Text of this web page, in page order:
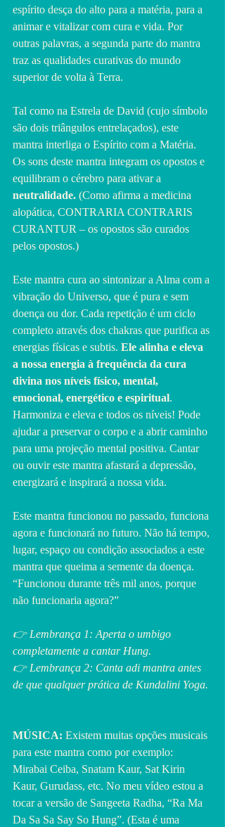
espírito desça do alto para a matéria, para a
animar e vitalizar com cura e vida. Por
outras palavras, a segunda parte do mantra
traz as qualidades curativas do mundo
superior de volta à Terra.
Tal como na Estrela de David (cujo símbolo
são dois triângulos entrelaçados), este
mantra interliga o Espírito com a Matéria.
Os sons deste mantra integram os opostos e
equilibram o cérebro para ativar a
neutralidade. (Como afirma a medicina
alopática, CONTRARIA CONTRARIS
CURANTUR – os opostos são curados
pelos opostos.)
Este mantra cura ao sintonizar a Alma com a
vibração do Universo, que é pura e sem
doença ou dor. Cada repetição é um ciclo
completo através dos chakras que purifica as
energias físicas e subtis. Ele alinha e eleva
a nossa energia à frequência da cura
divina nos níveis físico, mental,
emocional, energético e espiritual.
Harmoniza e eleva e todos os níveis! Pode
ajudar a preservar o corpo e a abrir caminho
para uma projeção mental positiva. Cantar
ou ouvir este mantra afastará a depressão,
energizará e inspirará a nossa vida.
Este mantra funcionou no passado, funciona
agora e funcionará no futuro. Não há tempo,
lugar, espaço ou condição associados a este
mantra que queima a semente da doença.
“Funcionou durante três mil anos, porque
não funcionaria agora?”
👉 Lembrança 1: Aperta o umbigo
completamente a cantar Hung.
👉 Lembrança 2: Canta adi mantra antes
de que qualquer prática de Kundalini Yoga.
MÚSICA: Existem muitas opções musicais
para este mantra como por exemplo:
Mirabai Ceiba, Snatam Kaur, Sat Kirin
Kaur, Gurudass, etc. No meu vídeo estou a
tocar a versão de Sangeeta Radha, “Ra Ma
Da Sa Sa Say So Hung”. (Esta é uma